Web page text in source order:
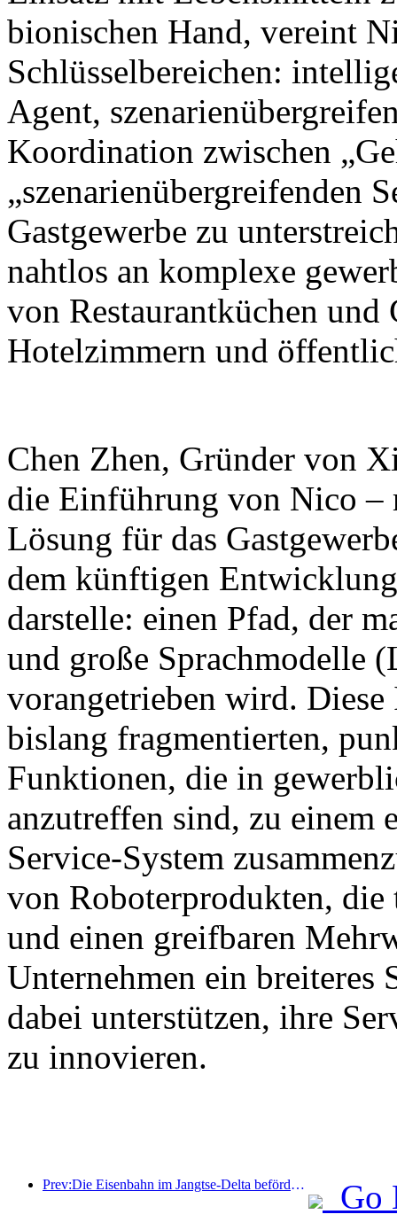
bionischen Hand, vereint
Schlüsselbereichen:
Agent,
Koordination zwischen
„szenarienübergreifenden
Gastgewerbe zu
nahtlos an komplexe
von Restaurantküchen und
Hotelzimmern und
Chen Zhen, Gründer von
die Einführung von Nico –
Lösung für das
dem künftigen
darstelle: einen Pfad, der
und große Sprachmodelle
vorangetrieben wird.
bislang fragmentierten,
Funktionen, die in
anzutreffen sind, zu einem
Service-System
von Roboterprodukten,
und einen greifbaren
Unternehmen ein breiteres
dabei unterstützen, ihre
zu innovieren.
Prev:Die Eisenbahn im Jangtse-Delta beförderte während der Maifeiertage über 21,38 Millionen Fahrgäste.
Go